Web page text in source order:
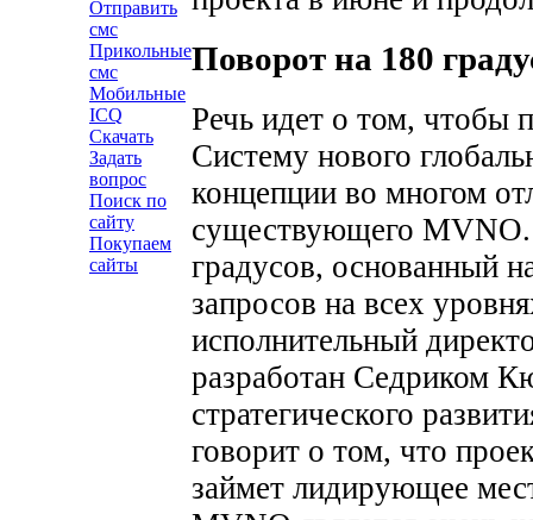
Отправить
смс
Прикольные
смс
Мобильные
ICQ
Скачать
Задать
вопрос
Поиск по
сайту
Покупаем
сайты
Поворот на 180
Речь идет о том, чтобы
Систему нового
концепции во многом
существующего
градусов, основанный
запросов на всех
исполнительный
разработан Седриком
стратегического
говорит о том, что
займет лидирующее